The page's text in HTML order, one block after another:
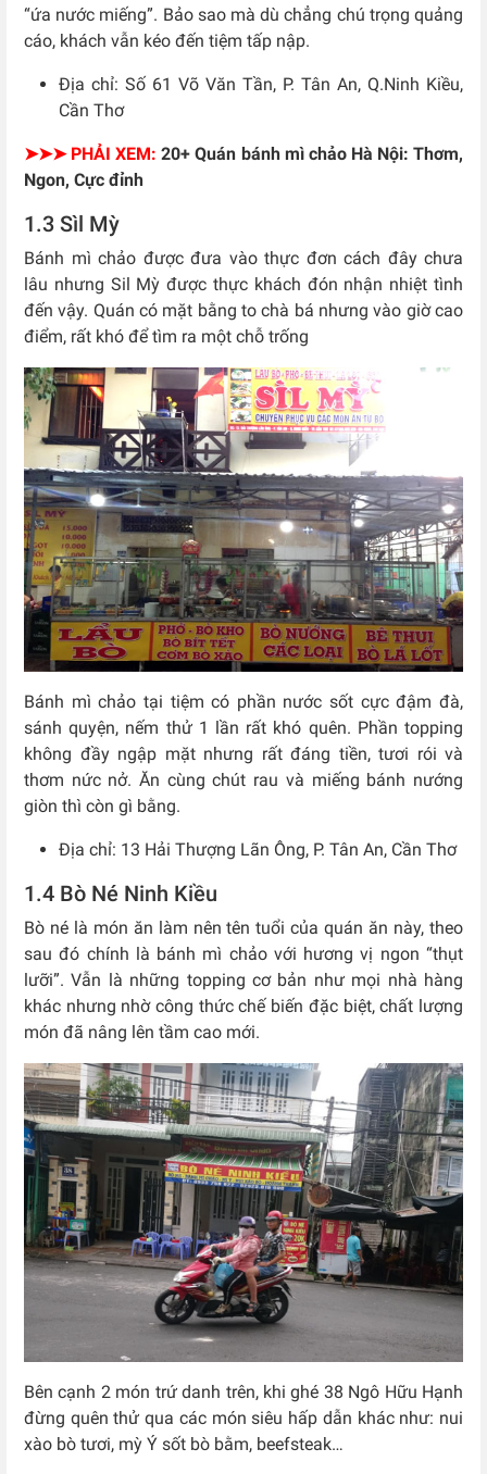
“ứa nước miếng”. Bảo sao mà dù chẳng chú trọng quảng
cáo, khách vẫn kéo đến tiệm tấp nập.
Địa chỉ: Số 61 Võ Văn Tần, P. Tân An, Q.Ninh Kiều,
Cần Thơ
➤➤➤ PHẢI XEM: 20+ Quán bánh mì chảo Hà Nội: Thơm,
Ngon, Cực đỉnh
1.3 Sìl Mỳ
Bánh mì chảo được đưa vào thực đơn cách đây chưa
lâu nhưng Sil Mỳ được thực khách đón nhận nhiệt tình
đến vậy. Quán có mặt bằng to chà bá nhưng vào giờ cao
điểm, rất khó để tìm ra một chỗ trống
Bánh mì chảo tại tiệm có phần nước sốt cực đậm đà,
sánh quyện, nếm thử 1 lần rất khó quên. Phần topping
không đầy ngập mặt nhưng rất đáng tiền, tươi rói và
thơm nức nở. Ăn cùng chút rau và miếng bánh nướng
giòn thì còn gì bằng.
Địa chỉ: 13 Hải Thượng Lãn Ông, P. Tân An, Cần Thơ
1.4 Bò Né Ninh Kiều
Bò né là món ăn làm nên tên tuổi của quán ăn này, theo
sau đó chính là bánh mì chảo với hương vị ngon “thụt
lưỡi”. Vẫn là những topping cơ bản như mọi nhà hàng
khác nhưng nhờ công thức chế biến đặc biệt, chất lượng
món đã nâng lên tầm cao mới.
Bên cạnh 2 món trứ danh trên, khi ghé 38 Ngô Hữu Hạnh
đừng quên thử qua các món siêu hấp dẫn khác như: nui
xào bò tươi, mỳ Ý sốt bò bằm, beefsteak…